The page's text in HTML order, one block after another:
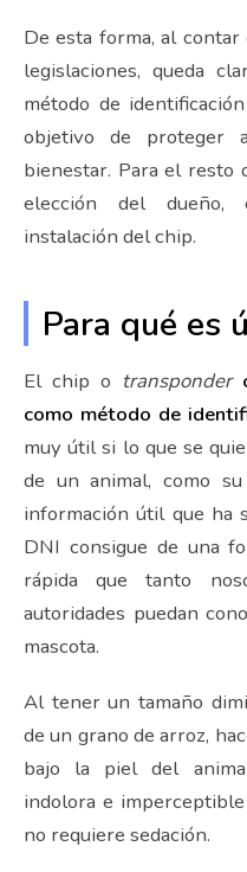
De esta forma, al contar
legislaciones, queda
método de
objetivo de proteger
bienestar. Para el resto
elección del dueño,
instalación del chip.
Para qué es
El chip o transponder
como método de
muy útil si lo que se
de un animal, como
información útil que ha
DNI consigue de una
rápida que tanto
autoridades puedan
mascota.
Al tener un tamaño
de un grano de arroz,
bajo la piel del
indolora e
no requiere sedación.